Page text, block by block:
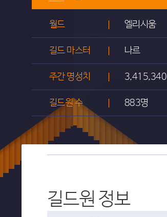
월드 엘리시움
길드 마스터 나르
주간 명성치 3,415,340
길드원 수 883명
길드원 정보